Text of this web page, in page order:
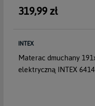
319,99 zł
INTEX
Materac dmuchany
elektryczną INTEX